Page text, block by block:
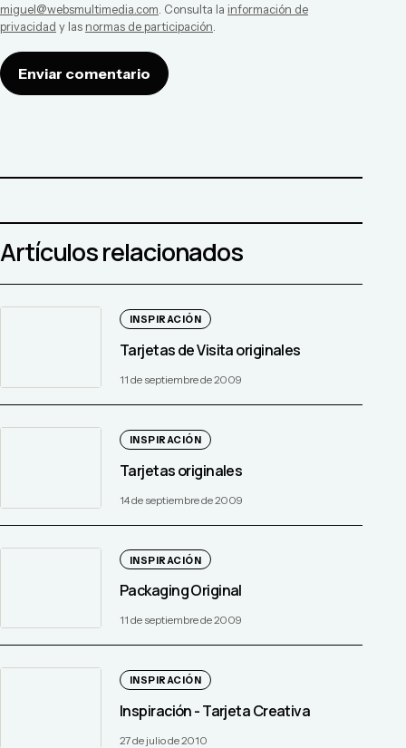
miguel@websmultimedia.com. Consulta la información de
privacidad y las normas de participación.
Enviar comentario
Artículos relacionados
INSPIRACIÓN
Tarjetas de Visita originales
11 de septiembre de 2009
INSPIRACIÓN
Tarjetas originales
14 de septiembre de 2009
INSPIRACIÓN
Packaging Original
11 de septiembre de 2009
INSPIRACIÓN
Inspiración - Tarjeta Creativa
27 de julio de 2010